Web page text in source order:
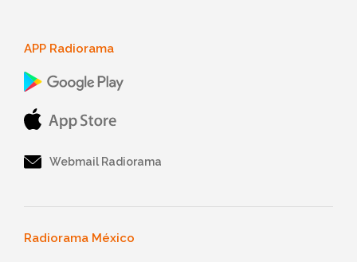
APP Radiorama
Webmail Radiorama
Radiorama México